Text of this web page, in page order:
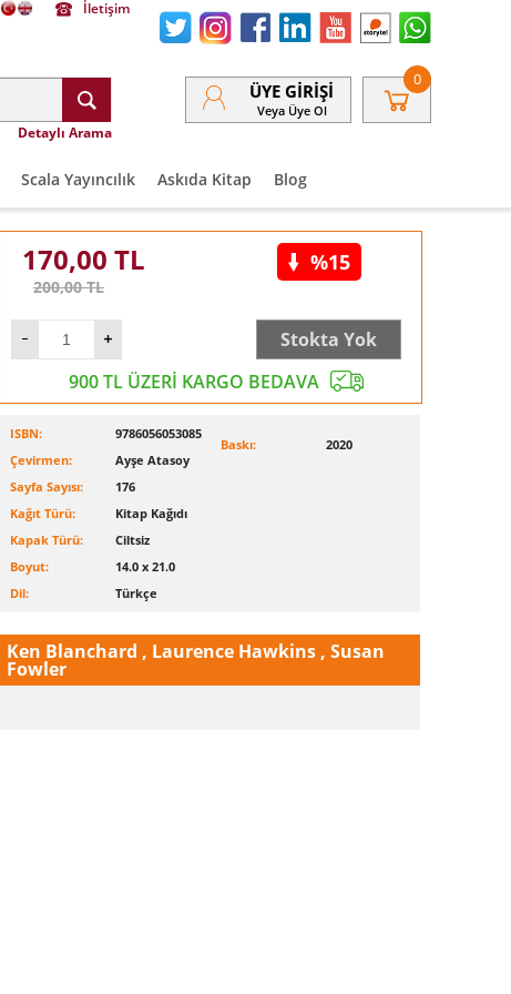
İletişim
Detaylı Arama
ÜYE GIRIŞI
Veya Üye Ol
0
Scala Yayıncılık Askıda Kitap Blog
170,00 TL
200,00TL
%15
Stokta Yok
900 TL ÜZERİ KARGO BEDAVA
ISBN:
9786056053085
Çevirmen:
Ayşe Atasoy
Sayfa Sayısı:
176
Kağıt Türü:
Kitap Kağıdı
Kapak Türü:
Ciltsiz
Boyut:
14.0 x 21.0
Dil:
Türkçe
Baskı: 2020
Ken Blanchard , Laurence Hawkins , Susan
Fowler